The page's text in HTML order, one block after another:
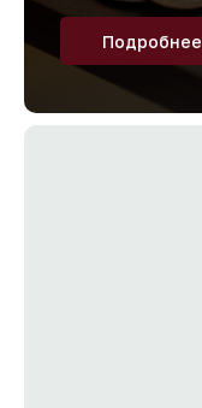
Подробнее